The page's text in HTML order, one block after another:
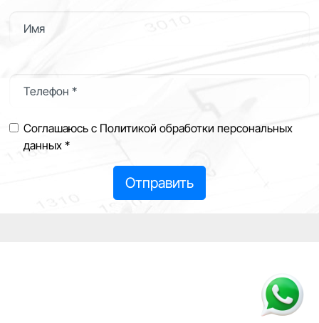
Имя
Телефон *
Соглашаюсь с Политикой обработки персональных
данных *
Отправить